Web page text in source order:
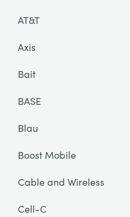
AT&T
Axis
Bait
BASE
Blau
Boost Mobile
Cable and Wireless
Cell-C